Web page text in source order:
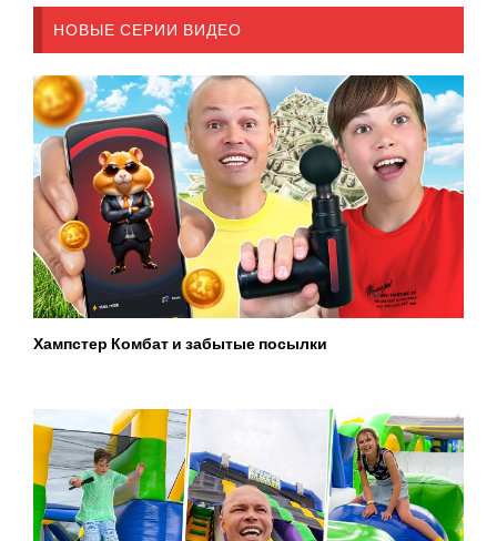
НОВЫЕ СЕРИИ ВИДЕО
Хампстер Комбат и забытые посылки